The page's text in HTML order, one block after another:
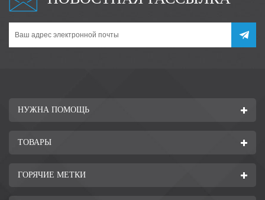
НУЖНА ПОМОЩЬ
ТОВАРЫ
ГОРЯЧИЕ МЕТКИ